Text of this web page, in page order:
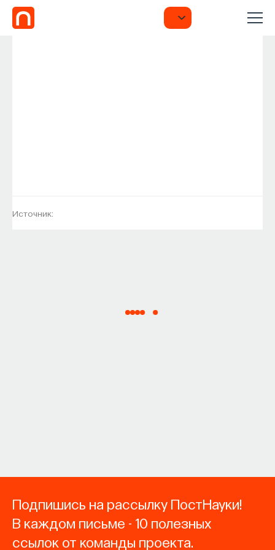
Источник:
Подпишись на рассылку ПостНауки!
В каждом письме - 10 полезных
ссылок от команды проекта.